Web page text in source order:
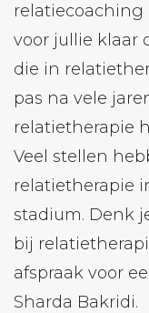
relatiecoaching
voor jullie klaar
die in
pas na vele
relatietherapie
Veel stellen
relatietherapie
stadium. Denk
bij
afspraak voor
Sharda Bakridi.